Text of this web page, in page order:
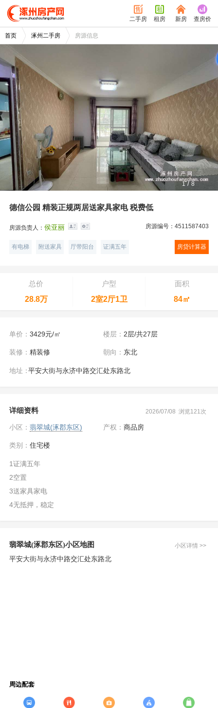
二手房 租房 新房 查房价
首页 涿州二手房 房源信息
1/8
德信公园 精装正规两居送家具家电 税费低
房源负责人：侯亚丽 房源编号：4511587403
有电梯 附送家具 厅带阳台 证满五年 房贷计算器
总价
28.8万
户型
2室2厅1卫
面积
84㎡
单价：3429元/㎡ 楼层： 2层/共27层
装修：精装修 朝向： 东北
地址：平安大街与永济中路交汇处东路北
详细资料 2026/07/08 浏览121次
小区：翡翠城(涿郡东区) 产权： 商品房
类别：住宅楼
1证满五年
2空置
3送家具家电
4无抵押，稳定
翡翠城(涿郡东区)小区地图 小区详情 >>
平安大街与永济中路交汇处东路北
周边配套